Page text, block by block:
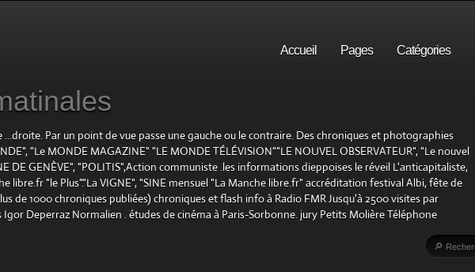
Accueil Pages Catégories
...droite. Par un point de vue passe une gauche ou le contraire. Des chroniques et photographies
"Le MONDE MAGAZINE" "LE MONDE TÉLÉVISION""LE NOUVEL OBSERVATEUR", "Le nouvel
DE GENÈVE", "POLITIS",Action communiste .les informations dieppoises le réveil L'anticapitaliste,
libre.fr "le Plus"."La VIGNE", "SINE mensuel "La Manche libre.fr" accréditation festival Albi, fête de
de 1000 chroniques publiées) chroniques et flash info à Radio FMR Jusqu'à 2500 visites par
Deperraz Normalien . études de cinéma à Paris-Sorbonne. jury Petits Molière Téléphone